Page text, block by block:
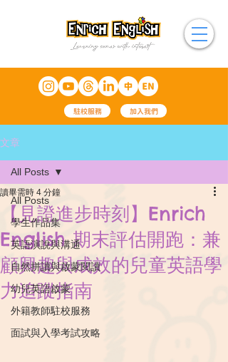
駐校服務 加入我們
文章
All Posts
學生作品集
英語演說與溝通
自然拼讀與啟蒙閱讀
幼兒英語啟蒙
外籍教師駐校服務
面試與入學考試攻略
All Posts
【見證進步時刻】Enrich
English 期末評估開跑：兼
顧興趣與成效的兒童英語學
力追蹤指南
讀畢需時 4 分鐘